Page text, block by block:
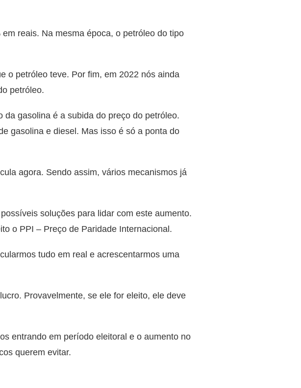
reais. Na mesma época, o petróleo do tipo
o petróleo teve. Por fim, em 2022 nós ainda
petróleo.
gasolina é a subida do preço do petróleo.
gasolina e diesel. Mas isso é só a ponta do
agora. Sendo assim, vários mecanismos já
soluções para lidar com este aumento.
o PPI – Preço de Paridade Internacional.
tudo em real e acrescentarmos uma
Provavelmente, se ele for eleito, ele deve
entrando em período eleitoral e o aumento no
querem evitar.